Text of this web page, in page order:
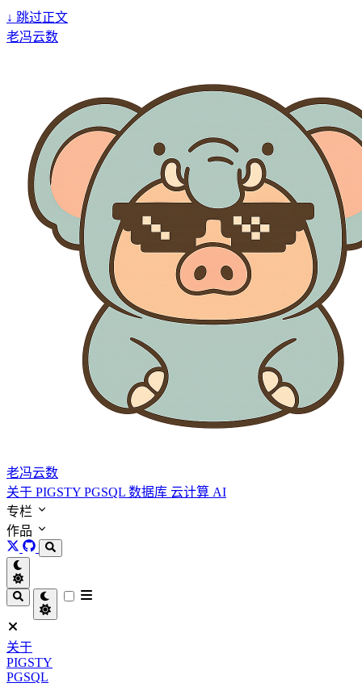
↓ 跳过正文
老冯云数
老冯云数
关于 PIGSTY PGSQL 数据库 云计算 AI
专栏
作品
关于
PIGSTY
PGSQL